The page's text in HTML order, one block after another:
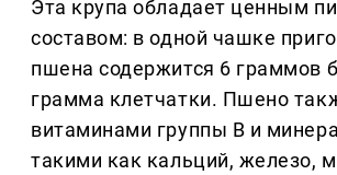
Эта крупа обладает ценным
составом: в одной чашке
пшена содержится 6 граммов
грамма клетчатки. Пшено
витаминами группы B и
такими как кальций, железо,